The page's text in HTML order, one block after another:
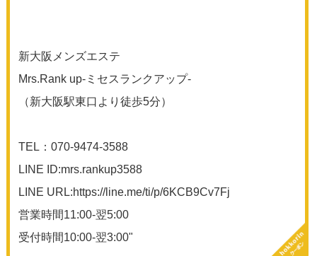
新大阪メンズエステ
Mrs.Rank up-ミセスランクアップ-
（新大阪駅東口より徒歩5分）
TEL：070-9474-3588
LINE ID:mrs.rankup3588
LINE URL:https://line.me/ti/p/6KCB9Cv7Fj
営業時間11:00-翌5:00
受付時間10:00-翌3:00"